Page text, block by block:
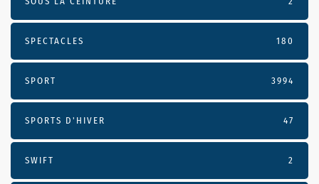
SPECTACLES 180
SPORT 3994
SPORTS D'HIVER 47
SWIFT 2